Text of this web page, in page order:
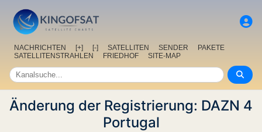
NACHRICHTEN [+] [-] SATELLITEN SENDER
PAKETE
SATELLITENSTRAHLEN
FRIEDHOF SITE-MAP
Änderung der Registrierung: DAZN 4
Portugal